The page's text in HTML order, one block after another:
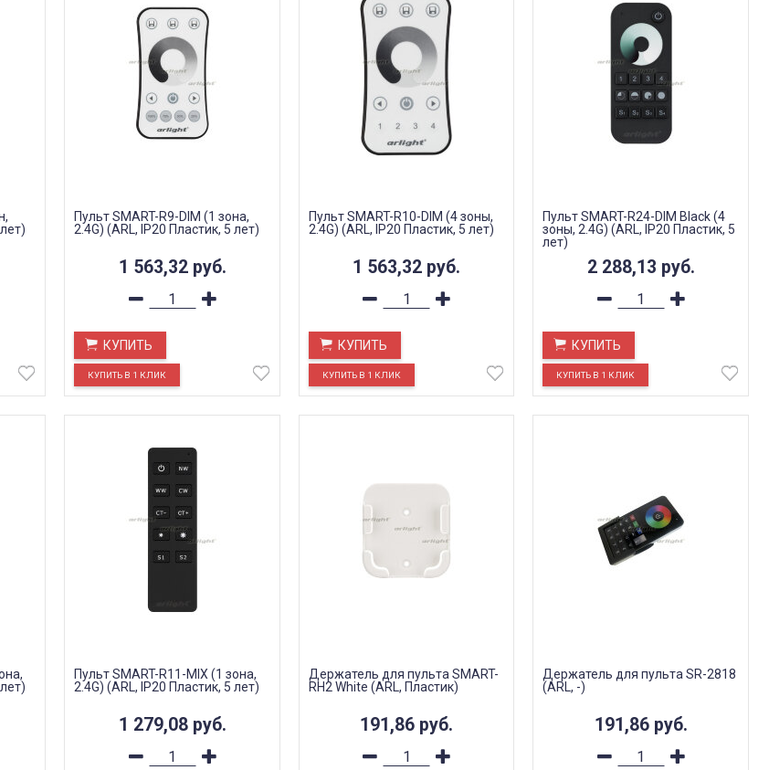
Пульт SMART-R9-DIM (1 зона,
2.4G) (ARL, IP20 Пластик, 5 лет)
1 563,32 руб.
КУПИТЬ
Пульт SMART-R10-DIM (4 зоны,
2.4G) (ARL, IP20 Пластик, 5 лет)
1 563,32 руб.
КУПИТЬ
Пульт SMART-R24-DIM Black (4
зоны, 2.4G) (ARL, IP20 Пластик, 5
лет)
2 288,13 руб.
КУПИТЬ
Пульт SMART-R11-MIX (1 зона,
2.4G) (ARL, IP20 Пластик, 5 лет)
1 279,08 руб.
Держатель для пульта SMART-
RH2 White (ARL, Пластик)
191,86 руб.
Держатель для пульта SR-2818
(ARL, -)
191,86 руб.